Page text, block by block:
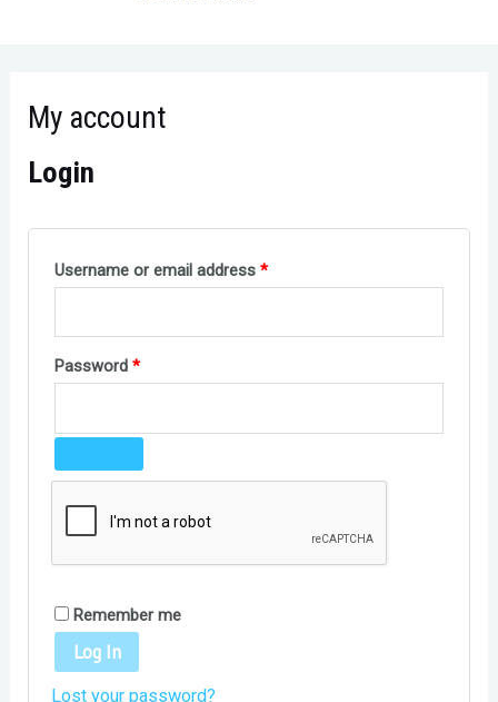
My account
Login
Username or email address*
Password*
Remember me
Log In
Lost your password?